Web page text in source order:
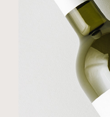
BRANDING